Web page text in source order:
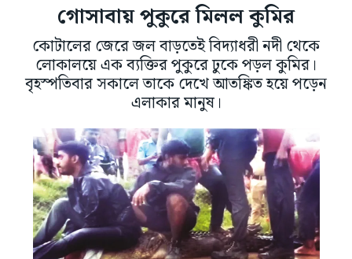
গোসাবায় পুকুরে মিলল কুমির
কোটালের জেরে জল বাড়তেই বিদ্যাধরী নদী থেকে
লোকালয়ে এক ব্যক্তির পুকুরে ঢুকে পড়ল কুমির।
বৃহস্পতিবার সকালে তাকে দেখে আতঙ্কিত হয়ে পড়েন
এলাকার মানুষ।